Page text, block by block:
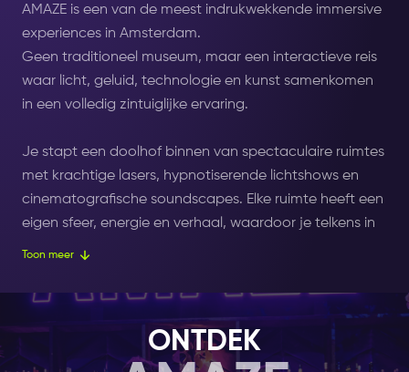
AMAZE is een van de meest indrukwekkende immersive
experiences in Amsterdam.
Geen traditioneel museum, maar een interactieve reis
waar licht, geluid, technologie en kunst samenkomen
in een volledig zintuiglijke ervaring.
Je stapt een doolhof binnen van spectaculaire ruimtes
met krachtige lasers, hypnotiserende lichtshows en
cinematografische soundscapes. Elke ruimte heeft een
eigen sfeer, energie en verhaal, waardoor je telkens in
een compleet nieuwe wereld terecht komt.
De experience vindt plaats in een voormalig industrieel
warehouse en voelt eerder als een futuristisch
audiovisueel avontuur dan als een tentoonstelling.
Verspreid over 3.000 m² ontdek je meerdere werelden
Toon meer
ONTDEK